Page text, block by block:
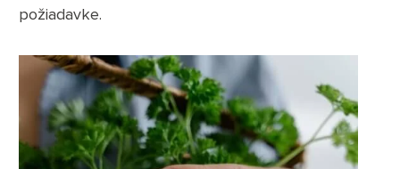
požiadavke.